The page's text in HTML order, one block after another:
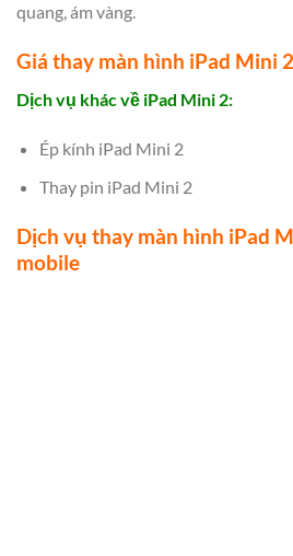
quang, ám vàng.
Giá thay màn hình iPad Mini
Dịch vụ khác về iPad Mini 2:
Ép kính iPad Mini 2
Thay pin iPad Mini 2
Dịch vụ thay màn hình iPad
mobile